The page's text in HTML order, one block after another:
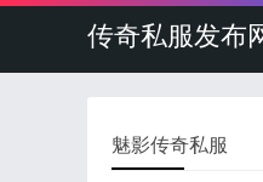
传奇私服发布
魅影传奇私服